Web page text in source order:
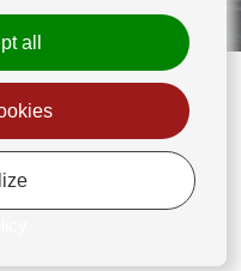
- Tél : +33(0)3 21 14 77 88 - Fax:
all